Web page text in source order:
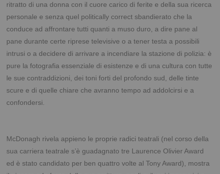
ritratto di una donna con il cuore carico di ferite e della sua ricerca
personale e senza quel politically correct sbandierato che la
conduce ad affrontare tutti quanti a muso duro, a dire pane al
pane durante certe riprese televisive o a tener testa a possibili
intrusi o a decidere di arrivare a incendiare la stazione di polizia: è
pure la fotografia essenziale di esistenze e di una cultura con tutte
le sue contraddizioni, dei toni forti del profondo sud, delle tinte
scure e di quelle chiare che avranno tempo ad addolcirsi e a
confondersi.
McDonagh rivela appieno le proprie radici teatrali (nel corso della
sua carriera teatrale s’è guadagnato tre Laurence Olivier Award
ed è stato candidato per ben quattro volte al Tony Award), mostra